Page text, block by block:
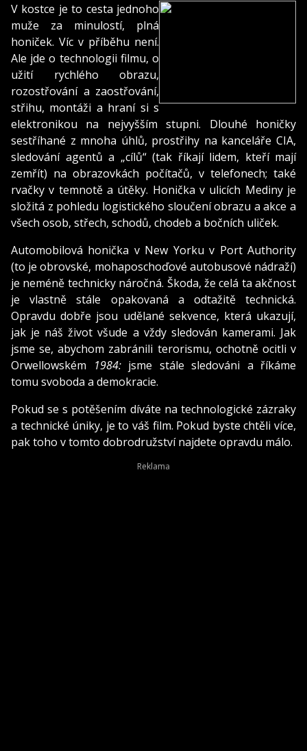
V kostce je to cesta jednoho
muže za minulostí, plná
honiček. Víc v příběhu není.
Ale jde o technologii filmu, o
užití rychlého obrazu,
rozostřování a zaostřování,
střihu, montáži a hraní si s
elektronikou na nejvyšším stupni. Dlouhé honičky
sestříhané z mnoha úhlů, prostřihy na kanceláře CIA,
sledování agentů a „cílů“ (tak říkají lidem, kteří mají
zemřít) na obrazovkách počítačů, v telefonech; také
rvačky v temnotě a útěky. Honička v ulicích Mediny je
složitá z pohledu logistického sloučení obrazu a akce a
všech osob, střech, schodů, chodeb a bočních uliček.
Automobilová honička v New Yorku v Port Authority
(to je obrovské, mohaposchoďové autobusové nádraží)
je neméně technicky náročná. Škoda, že celá ta akčnost
je vlastně stále opakovaná a odtažitě technická.
Opravdu dobře jsou udělané sekvence, která ukazují,
jak je náš život všude a vždy sledován kamerami. Jak
jsme se, abychom zabránili terorismu, ochotně ocitli v
Orwellowském
1984:jsme stále sledováni a říkáme
tomu svoboda a demokracie.
Pokud se s potěšením díváte na technologické zázraky
a technické úniky, je to váš film. Pokud byste chtěli více,
pak toho v tomto dobrodružství najdete opravdu málo.